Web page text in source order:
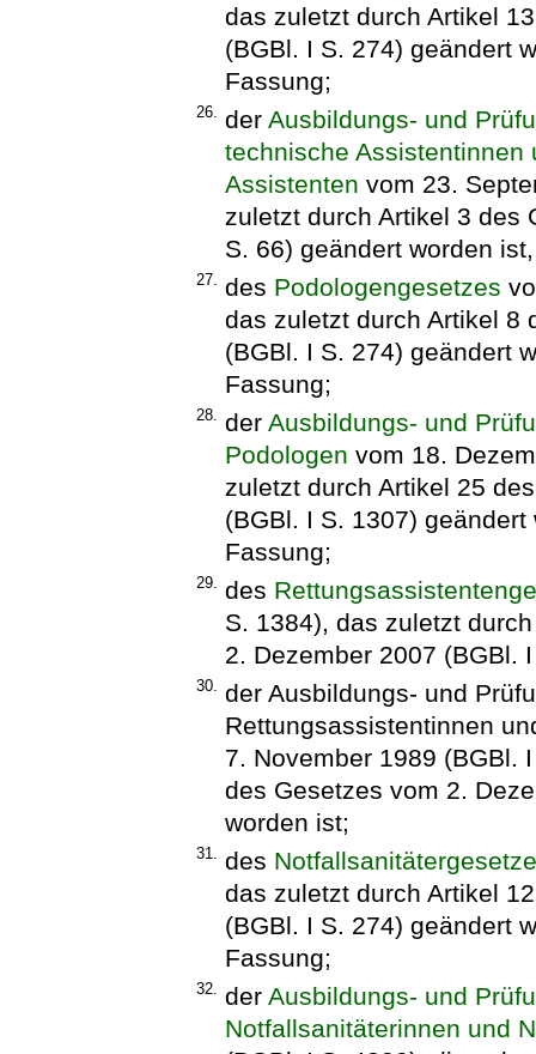
das zuletzt durch Artikel
(BGBl. I S. 274) geändert
Fassung;
26. der Ausbildungs- und
technische
Assistenten vom 23.
zuletzt durch Artikel 3 des
S. 66) geändert worden
27. des Podologengesetzes
das zuletzt durch Artikel 8
(BGBl. I S. 274) geändert
Fassung;
28. der Ausbildungs- und
Podologen vom 18.
zuletzt durch Artikel 25
(BGBl. I S. 1307)
Fassung;
29. des
S. 1384), das zuletzt
2. Dezember 2007 (BGBl.
30. der Ausbildungs- und
Rettungsassistentinnen
7. November 1989 (BGBl.
des Gesetzes vom 2.
worden ist;
31. des
das zuletzt durch Artikel
(BGBl. I S. 274) geändert
Fassung;
32. der Ausbildungs- und
Notfallsanitäterinnen und